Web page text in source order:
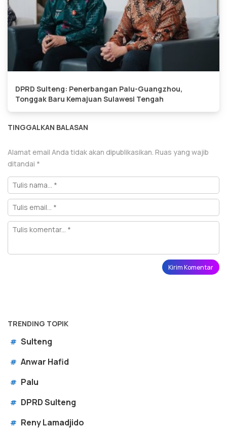
DPRD Sulteng: Penerbangan Palu-Guangzhou,
Tonggak Baru Kemajuan Sulawesi Tengah
TINGGALKAN BALASAN
Alamat email Anda tidak akan dipublikasikan. Ruas yang wajib
ditandai *
TRENDING TOPIK
# Sulteng
# Anwar Hafid
# Palu
# DPRD Sulteng
# Reny Lamadjido